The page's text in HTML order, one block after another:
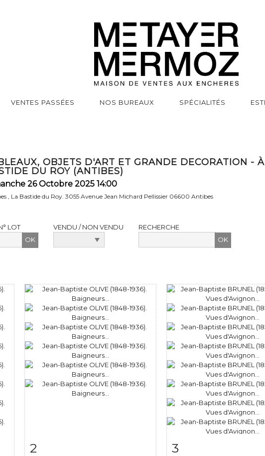
VENTES PASSÉES NOS BUREAUX SPÉCIALITÉS
OBJETS D'ART ET GRANDE DECORATION -
DU ROY (ANTIBES)
26 Octobre 2025 14:00
, La Bastide du Roy. 3055 Avenue Jean Michard Pellissier 06600 Antibes
LOT
OK
VENDU / NON VENDU RECHERCHE
Fiche détaillée
2 3